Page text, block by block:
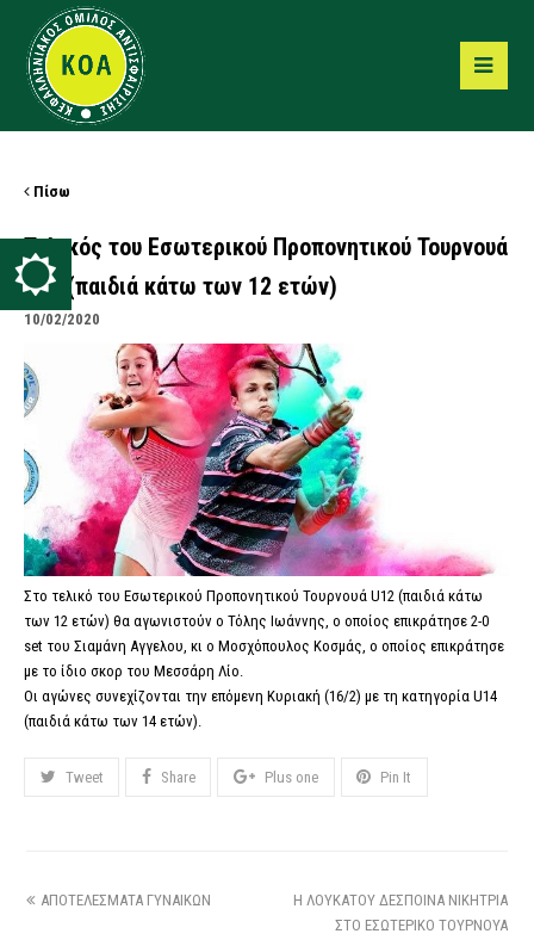
Πίσω
Τελικός του Εσωτερικού Προπονητικού Τουρνουά
U12 (παιδιά κάτω των 12 ετών)
10/02/2020
Στο τελικό του Εσωτερικού Προπονητικού Τουρνουά U12 (παιδιά κάτω
των 12 ετών) θα αγωνιστούν ο Τόλης Ιωάννης, ο οποίος επικράτησε 2-0
set του Σιαμάνη Αγγελου, κι ο Μοσχόπουλος Κοσμάς, ο οποίος επικράτησε
με το ίδιο σκορ του Μεσσάρη Λίο.
Οι αγώνες συνεχίζονται την επόμενη Κυριακή (16/2) με τη κατηγορία U14
(παιδιά κάτω των 14 ετών).
Tweet Share Plus one Pin It
ΑΠΟΤΕΛΕΣΜΑΤΑ ΓΥΝΑΙΚΩΝ
Η ΛΟΥΚΑΤΟΥ ΔΕΣΠΟΙΝΑ ΝΙΚΗΤΡΙΑ
ΣΤΟ ΕΣΩΤΕΡΙΚΟ ΤΟΥΡΝΟΥΑ